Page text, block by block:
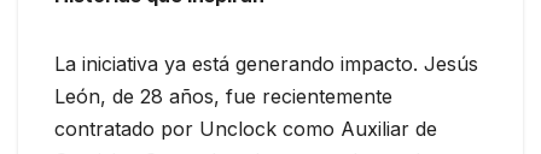
La iniciativa ya está generando impacto. Jesús
León, de 28 años, fue recientemente
contratado por Unclock como Auxiliar de